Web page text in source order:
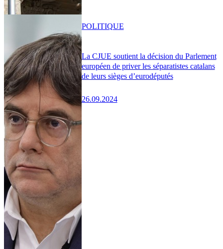
La CJUE soutient la décision du Parlement
européen de priver les séparatistes catalans
de leurs sièges d’eurodéputés
26.09.2024
POLITIQUE